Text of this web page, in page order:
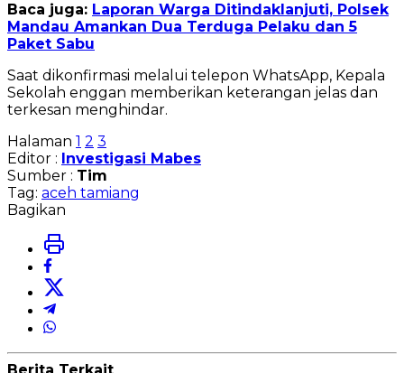
Baca juga: Laporan Warga Ditindaklanjuti, Polsek
Mandau Amankan Dua Terduga Pelaku dan 5
Paket Sabu
Saat dikonfirmasi melalui telepon WhatsApp, Kepala
Sekolah enggan memberikan keterangan jelas dan
terkesan menghindar.
Halaman 1 2 3
Editor : Investigasi Mabes
Sumber : Tim
Tag: aceh tamiang
Bagikan